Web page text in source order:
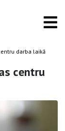
darba laikā
centru